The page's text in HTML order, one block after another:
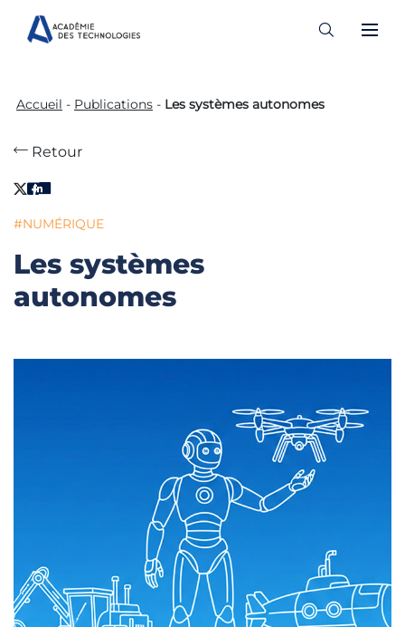
content
Accueil - Publications - Les systèmes autonomes
Retour
#NUMÉRIQUE
Les systèmes
autonomes